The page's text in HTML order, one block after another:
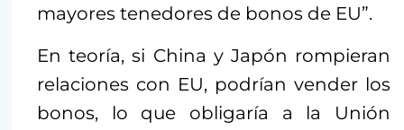
mayores tenedores de bonos de EU”.
En teoría, si China y Japón rompieran
relaciones con EU, podrían vender los
bonos, lo que obligaría a la Unión